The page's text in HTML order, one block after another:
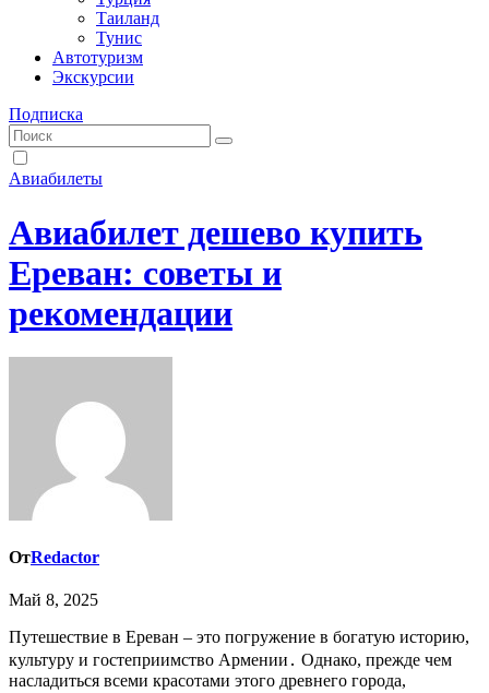
Таиланд
Тунис
Автотуризм
Экскурсии
Подписка
Авиабилеты
Авиабилет дешево купить
Ереван: советы и
рекомендации
ОтRedactor
Май 8, 2025
Путешествие в Ереван – это погружение в богатую историю,
культуру и гостеприимство Армении․ Однако, прежде чем
насладиться всеми красотами этого древнего города,